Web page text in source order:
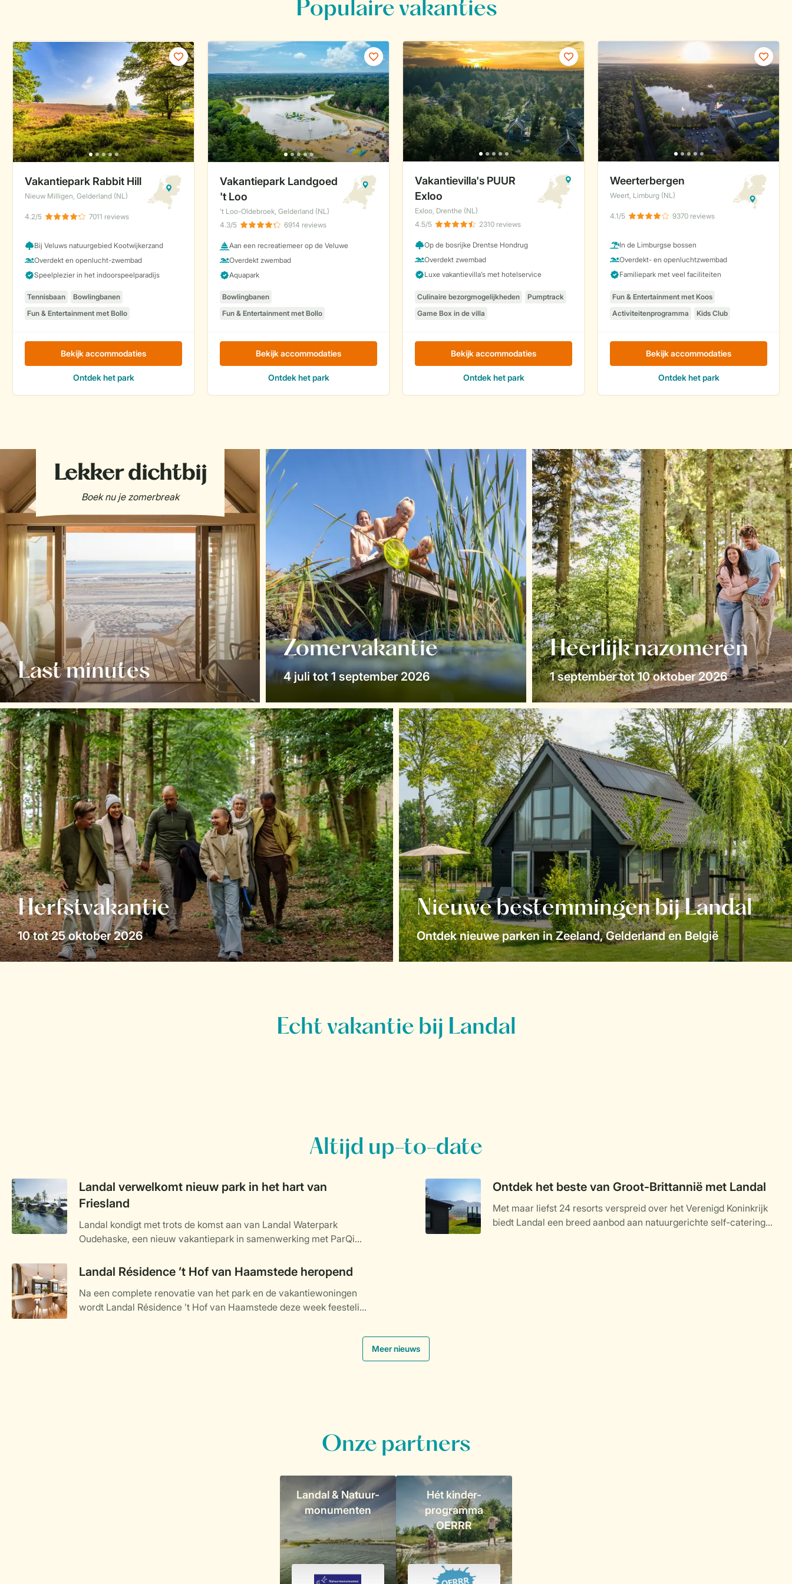
Last minutes
Zomervakantie
4 juli tot 1 september 2026
Heerlijk nazomeren
1 september tot 10 oktober 2026
Herfstvakantie
10 tot 25 oktober 2026
Nieuwe bestemmingen bij Landal
Ontdek nieuwe parken in Zeeland, Gelderland en België
Altijd up-to-date
Landal verwelkomt nieuw park in het hart van
Friesland
Landal kondigt met trots de komst aan van Landal Waterpark
Oudehaske, een nieuw vakantiepark in samenwerking met ParQio,
ligt in het hart van Friesland en staat volledig in het teken staat van
water, natuur en ontspanning. Het kleinschalige park met 60 veelal
aan het water gelegen vakantiewoningen, opent zijn deuren in het
najaar van 2025 en biedt een ideale uitvalsbasis voor
Ontdek het beste van Groot-Brittannië met Landal
Met maar liefst 24 resorts verspreid over het Verenigd Koninkrijk
biedt Landal een breed aanbod aan natuurgerichte self-catering
Landal Résidence ’t Hof van Haamstede heropend
Na een complete renovatie van het park en de vakantiewoningen
wordt Landal Résidence ’t Hof van Haamstede deze week feestelijk
Meer nieuws
Onze partners
Landal & Natuur-
monumenten
Hét kinder-
programma
OERRR